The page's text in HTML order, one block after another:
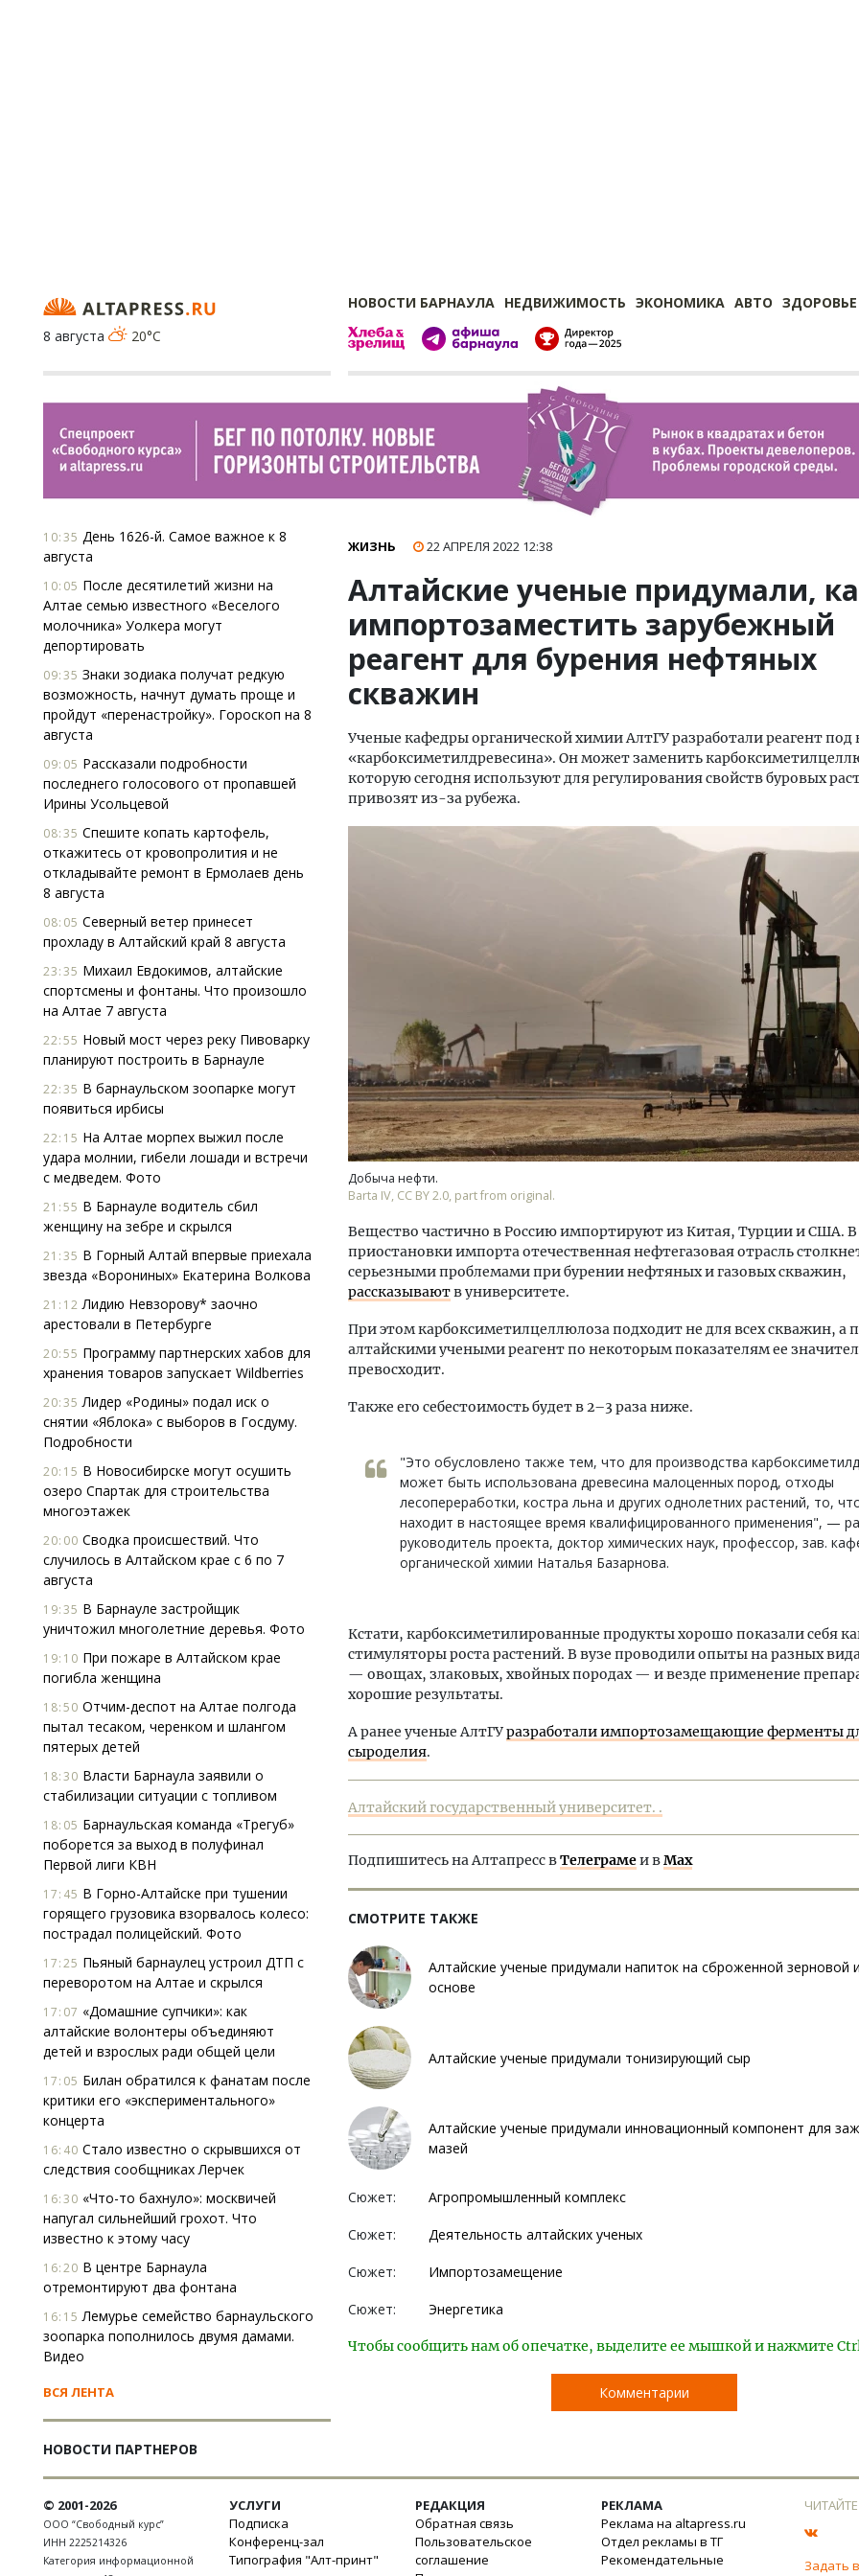
НОВОСТИ БАРНАУЛА НЕДВИЖИМОСТЬ ЭКОНОМИКА АВТО ЗДОРОВЬЕ
8 августа
20°C
10:35 День 1626-й. Самое важное к 8
августа
10:05 После десятилетий жизни на
Алтае семью известного «Веселого
молочника» Уолкера могут
депортировать
09:35 Знаки зодиака получат редкую
возможность, начнут думать проще и
пройдут «перенастройку». Гороскоп на 8
августа
09:05 Рассказали подробности
последнего голосового от пропавшей
Ирины Усольцевой
08:35 Спешите копать картофель,
откажитесь от кровопролития и не
откладывайте ремонт в Ермолаев день
8 августа
08:05 Северный ветер принесет
прохладу в Алтайский край 8 августа
23:35 Михаил Евдокимов, алтайские
спортсмены и фонтаны. Что произошло
на Алтае 7 августа
22:55 Новый мост через реку Пивоварку
планируют построить в Барнауле
22:35 В барнаульском зоопарке могут
появиться ирбисы
22:15 На Алтае морпех выжил после
удара молнии, гибели лошади и встречи
с медведем. Фото
21:55 В Барнауле водитель сбил
женщину на зебре и скрылся
21:35 В Горный Алтай впервые приехала
звезда «Ворониных» Екатерина Волкова
21:12 Лидию Невзорову* заочно
арестовали в Петербурге
20:55 Программу партнерских хабов для
хранения товаров запускает Wildberries
20:35 Лидер «Родины» подал иск о
снятии «Яблока» с выборов в Госдуму.
Подробности
20:15 В Новосибирске могут осушить
озеро Спартак для строительства
многоэтажек
20:00 Сводка происшествий. Что
случилось в Алтайском крае с 6 по 7
августа
19:35 В Барнауле застройщик
уничтожил многолетние деревья. Фото
19:10 При пожаре в Алтайском крае
погибла женщина
18:50 Отчим-деспот на Алтае полгода
пытал тесаком, черенком и шлангом
пятерых детей
18:30 Власти Барнаула заявили о
стабилизации ситуации с топливом
18:05 Барнаульская команда «Трегуб»
поборется за выход в полуфинал
Первой лиги КВН
17:45 В Горно-Алтайске при тушении
горящего грузовика взорвалось колесо:
пострадал полицейский. Фото
17:25 Пьяный барнаулец устроил ДТП с
переворотом на Алтае и скрылся
17:07 «Домашние супчики»: как
алтайские волонтеры объединяют
детей и взрослых ради общей цели
17:05 Билан обратился к фанатам после
критики его «экспериментального»
концерта
16:40 Стало известно о скрывшихся от
следствия сообщниках Лерчек
16:30 «Что-то бахнуло»: москвичей
напугал сильнейший грохот. Что
известно к этому часу
16:20 В центре Барнаула
отремонтируют два фонтана
16:15 Лемурье семейство барнаульского
зоопарка пополнилось двумя дамами.
Видео
ВСЯ ЛЕНТА
НОВОСТИ ПАРТНЕРОВ
ЖИЗНЬ 22 АПРЕЛЯ 2022 12:38
Алтайские ученые придумали,
импортозаместить зарубежный
реагент для бурения нефтяных
скважин
Ученые кафедры органической химии АлтГУ разработали реагент под
«карбоксиметилдревесина». Он может заменить
которую сегодня используют для регулирования свойств буровых
привозят из-за рубежа.
Добыча нефти.
Barta IV, CC BY 2.0, part from original.
Вещество частично в Россию импортируют из Китая, Турции и США. В
приостановки импорта отечественная нефтегазовая отрасль
серьезными проблемами при бурении нефтяных и газовых скважин,
рассказываютв университете.
При этом карбоксиметилцеллюлоза подходит не для всех скважин, а
алтайскими учеными реагент по некоторым показателям ее
превосходит.
Также его себестоимость будет в 2–3 раза ниже.
"Это обусловлено также тем, что для производства
может быть использована древесина малоценных пород, отходы
лесопереработки, костра льна и других однолетних растений, то,
находит в настоящее время квалифицированного применения", —
руководитель проекта, доктор химических наук, профессор, зав.
органической химии Наталья Базарнова.
Кстати, карбоксиметилированные продукты хорошо показали себя
стимуляторы роста растений. В вузе проводили опыты на разных
— овощах, злаковых, хвойных породах — и везде применение
хорошие результаты.
А ранее ученые АлтГУразработали импортозамещающие ферменты
сыроделия.
Алтайский государственный университет. .
Подпишитесь на Алтапресс вТелеграмеи вMax
СМОТРИТЕ ТАКЖЕ
Алтайские ученые придумали напиток на сброженной зерновой
основе
Алтайские ученые придумали тонизирующий сыр
Алтайские ученые придумали инновационный компонент для
мазей
Сюжет: Агропромышленный комплекс
Сюжет: Деятельность алтайских ученых
Сюжет: Импортозамещение
Сюжет: Энергетика
Чтобы сообщить нам об опечатке, выделите ее мышкой и нажмите
Комментарии
Смелость архитектурных идей.
Генеральный директор компании
ЗИАС — об эстетике городов,
трендах в фасадах и развитии рынка
СТРОИТЕЛЬСТВО
Архитектурный код начинается с
земли. Мощение крупноформатными
плитами становится новым
стандартом благоустройства
СТРОИТЕЛЬСТВО
Ищем новые берега.
«Жилищной
Гатилов — о том, как
оставаться на плаву,
штормит
СТРОИТЕЛЬСТВО
© 2001-2026
ООО “Свободный курс”
ИНН 2225214326
Категория информационной
УСЛУГИ
Подписка
Конференц-зал
Типография "Алт-принт"
РЕДАКЦИЯ
Обратная связь
Пользовательское
соглашение
РЕКЛАМА
Реклама на altapress.ru
Отдел рекламы в ТГ
Рекомендательные
Задать